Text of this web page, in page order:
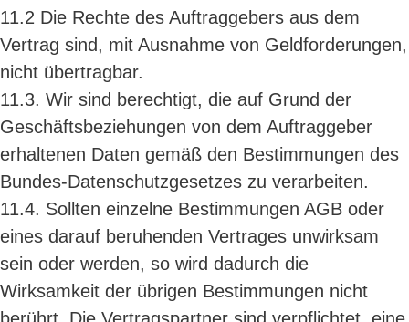
11.2 Die Rechte des Auftraggebers aus dem
Vertrag sind, mit Ausnahme von Geldforderungen,
nicht übertragbar.
11.3. Wir sind berechtigt, die auf Grund der
Geschäftsbeziehungen von dem Auftraggeber
erhaltenen Daten gemäß den Bestimmungen des
Bundes-Datenschutzgesetzes zu verarbeiten.
11.4. Sollten einzelne Bestimmungen AGB oder
eines darauf beruhenden Vertrages unwirksam
sein oder werden, so wird dadurch die
Wirksamkeit der übrigen Bestimmungen nicht